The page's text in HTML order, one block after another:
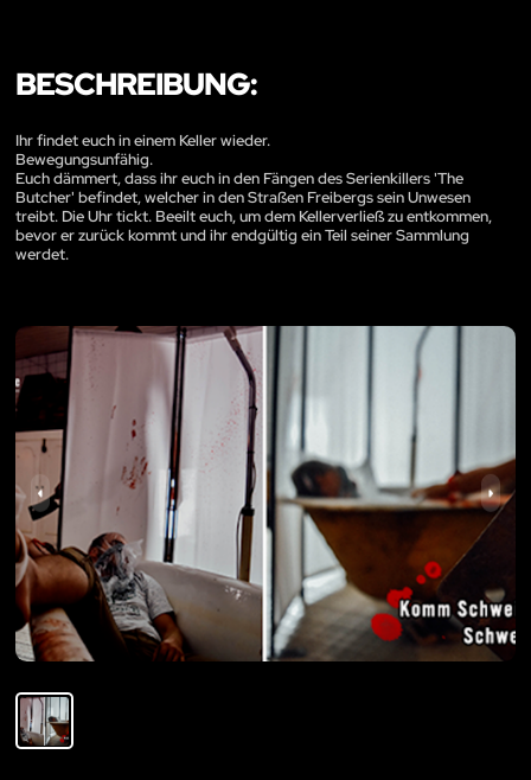
BESCHREIBUNG:
Ihr findet euch in einem Keller wieder.
Bewegungsunfähig.
Euch dämmert, dass ihr euch in den Fängen des Serienkillers 'The
Butcher' befindet, welcher in den Straßen Freibergs sein Unwesen
treibt. Die Uhr tickt. Beeilt euch, um dem Kellerverließ zu entkommen,
bevor er zurück kommt und ihr endgültig ein Teil seiner Sammlung
werdet.